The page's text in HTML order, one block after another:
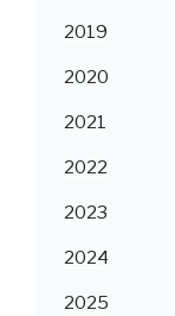
2019
2020
2021
2022
2023
2024
2025